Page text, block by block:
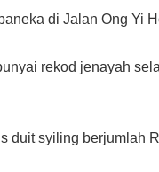
di Jalan Ong Yi
rekod jenayah
duit syiling berjumlah